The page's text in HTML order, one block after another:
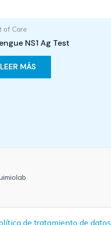
of Care
NS1 Ag Test
LEER MÁS
de tratamiento de datos